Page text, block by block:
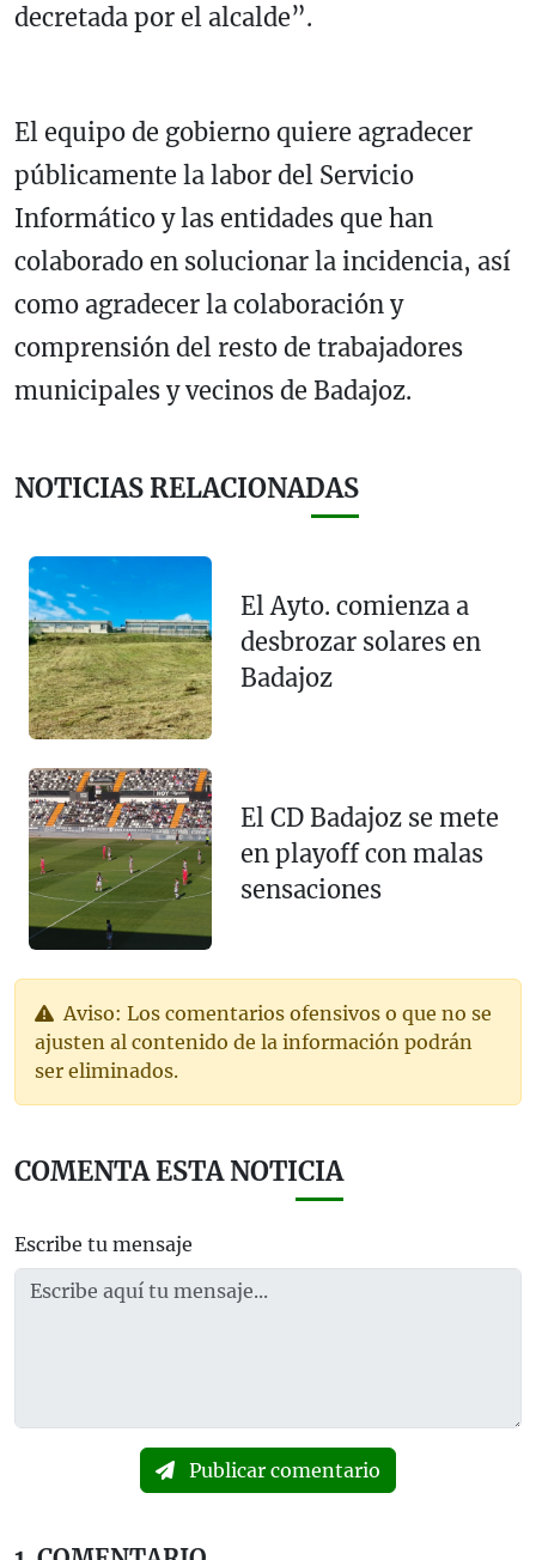
decretada por el alcalde”.
El equipo de gobierno quiere agradecer
públicamente la labor del Servicio
Informático y las entidades que han
colaborado en solucionar la incidencia, así
como agradecer la colaboración y
comprensión del resto de trabajadores
municipales y vecinos de Badajoz.
NOTICIAS RELACIONADAS
El Ayto. comienza a
desbrozar solares en
Badajoz
El CD Badajoz se mete
en playoff con malas
sensaciones
Aviso: Los comentarios ofensivos o que no se
ajusten al contenido de la información podrán
ser eliminados.
COMENTA ESTA NOTICIA
Escribe tu mensaje
Publicar comentario